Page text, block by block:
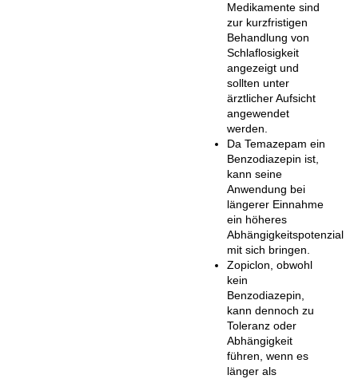
Medikamente sind
zur kurzfristigen
Behandlung von
Schlaflosigkeit
angezeigt und
sollten unter
ärztlicher Aufsicht
angewendet
werden.
Da Temazepam ein
Benzodiazepin ist,
kann seine
Anwendung bei
längerer Einnahme
ein höheres
Abhängigkeitspotenzial
mit sich bringen.
Zopiclon, obwohl
kein
Benzodiazepin,
kann dennoch zu
Toleranz oder
Abhängigkeit
führen, wenn es
länger als